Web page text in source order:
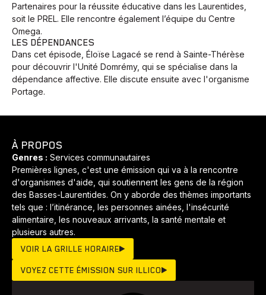
Animaux Avenir Bingo
Développement Histoires Pêche Santé Sport
Voyage Yoga
Partenaires pour la réussite éducative dans les Laurentides,
soit le PREL. Elle rencontre également l’équipe du Centre
Omega.
LES DÉPENDANCES
Dans cet épisode, Éloïse Lagacé se rend à Sainte-Thérèse
pour découvrir l'Unité Domrémy, qui se spécialise dans la
dépendance affective. Elle discute ensuite avec l'organisme
Portage.
À PROPOS
Genres : Services communautaires
Premières lignes, c'est une émission qui va à la rencontre
d'organismes d'aide, qui soutiennent les gens de la région
des Basses-Laurentides. On y aborde des thèmes importants
tels que : l’itinérance, les personnes ainées, l'insécurité
alimentaire, les nouveaux arrivants, la santé mentale et
plusieurs autres.
VOIR LA GRILLE HORAIRE
VOYEZ CETTE ÉMISSION SUR ILLICO